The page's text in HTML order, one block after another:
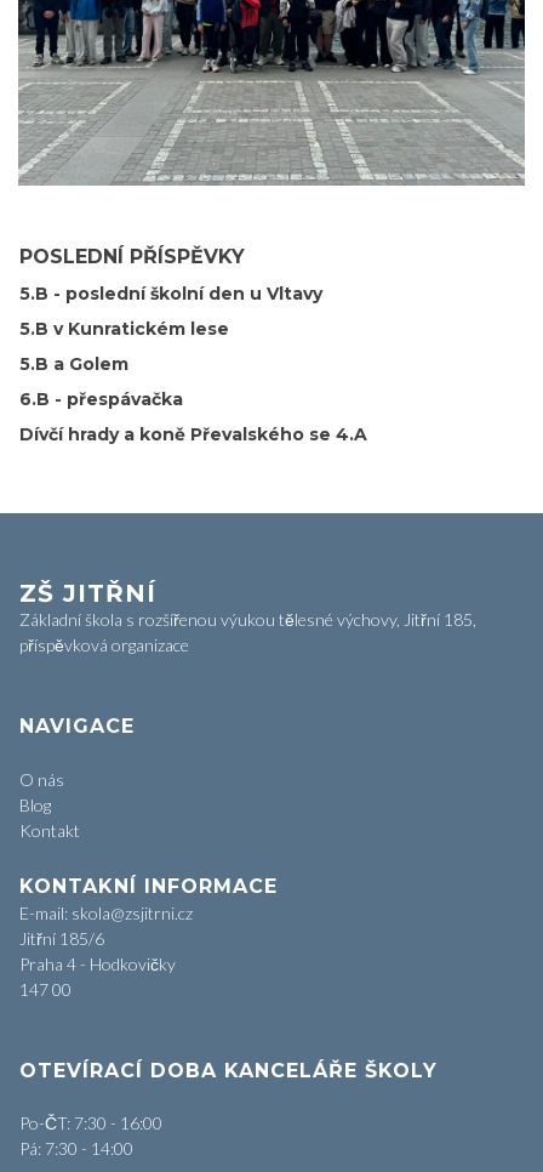
POSLEDNÍ PŘÍSPĚVKY
5.B - poslední školní den u Vltavy
5.B v Kunratickém lese
5.B a Golem
6.B - přespávačka
Dívčí hrady a koně Převalského se 4.A
ZŠ JITŘNÍ
Základní škola s rozšířenou výukou tělesné výchovy, Jitřní 185,
příspěvková organizace
NAVIGACE
O nás
Blog
Kontakt
KONTAKNÍ INFORMACE
E-mail: skola@zsjitrni.cz
Jitřní 185/6
Praha 4 - Hodkovičky
147 00
OTEVÍRACÍ DOBA KANCELÁŘE ŠKOLY
Po-ČT: 7:30 - 16:00
Pá: 7:30 - 14:00